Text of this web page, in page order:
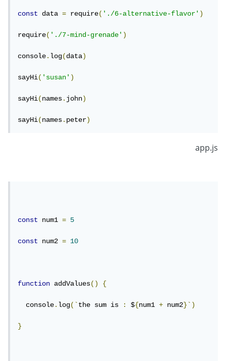
const data = require('./6-alternative-flavor')
require('./7-mind-grenade')
console.log(data)
sayHi('susan')
sayHi(names.john)
sayHi(names.peter)
app.js
const num1 = 5
const num2 = 10
function addValues() {
console.log(`the sum is : ${num1 + num2}`)
}